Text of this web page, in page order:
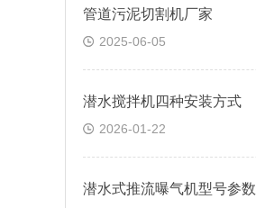
管道污泥切割机厂家
2025-06-05
潜水搅拌机四种安装方式
2026-01-22
潜水式推流曝气机型号参数